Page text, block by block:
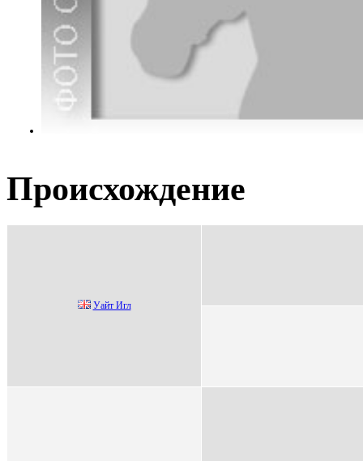
Происхождение
Уaйт Игл